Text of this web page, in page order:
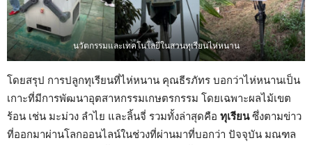
นวัตกรรมและเทคโนโลยีในสวนทุเรียนไห่หนาน
โดยสรุป การปลูกทุเรียนที่ไห่หนาน คุณธีรภัทร บอกว่าไห่หนานเป็น
เกาะที่มีการพัฒนาอุตสาหกรรมเกษตรกรรม โดยเฉพาะผลไม้เขต
ร้อน เช่น มะม่วง ลำไย และลิ้นจี่ รวมทั้งล่าสุดคือ ทุเรียนซึ่งตามข่าว
ที่ออกมาผ่านโลกออนไลน์ในช่วงที่ผ่านมาที่บอกว่า ปัจจุบัน มณฑล